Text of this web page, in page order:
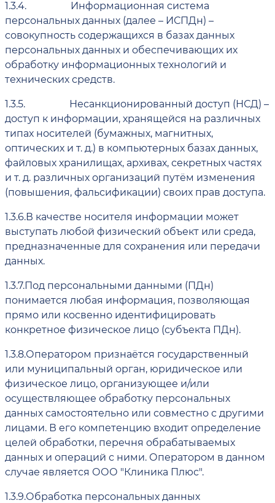
1.3.4.
Информационная система
персональных данных (далее – ИСПДн) –
совокупность содержащихся в базах данных
персональных данных и обеспечивающих их
обработку информационных технологий и
технических средств.
1.3.5.
Несанкционированный доступ (НСД) –
доступ к информации, хранящейся на различных
типах носителей (бумажных, магнитных,
оптических и т. д.) в компьютерных базах данных,
файловых хранилищах, архивах, секретных частях
и т. д. различных организаций путём изменения
(повышения, фальсификации) своих прав доступа.
1.3.6.В качестве носителя информации может
выступать любой физический объект или среда,
предназначенные для сохранения или передачи
данных.
1.3.7.Под персональными данными (ПДн)
понимается любая информация, позволяющая
прямо или косвенно идентифицировать
конкретное физическое лицо (субъекта ПДн).
1.3.8.Оператором признаётся государственный
или муниципальный орган, юридическое или
физическое лицо, организующее и/или
осуществляющее обработку персональных
данных самостоятельно или совместно с другими
лицами. В его компетенцию входит определение
целей обработки, перечня обрабатываемых
данных и операций с ними. Оператором в данном
случае является ООО "Клиника Плюс".
1.3.9.Обработка персональных данных